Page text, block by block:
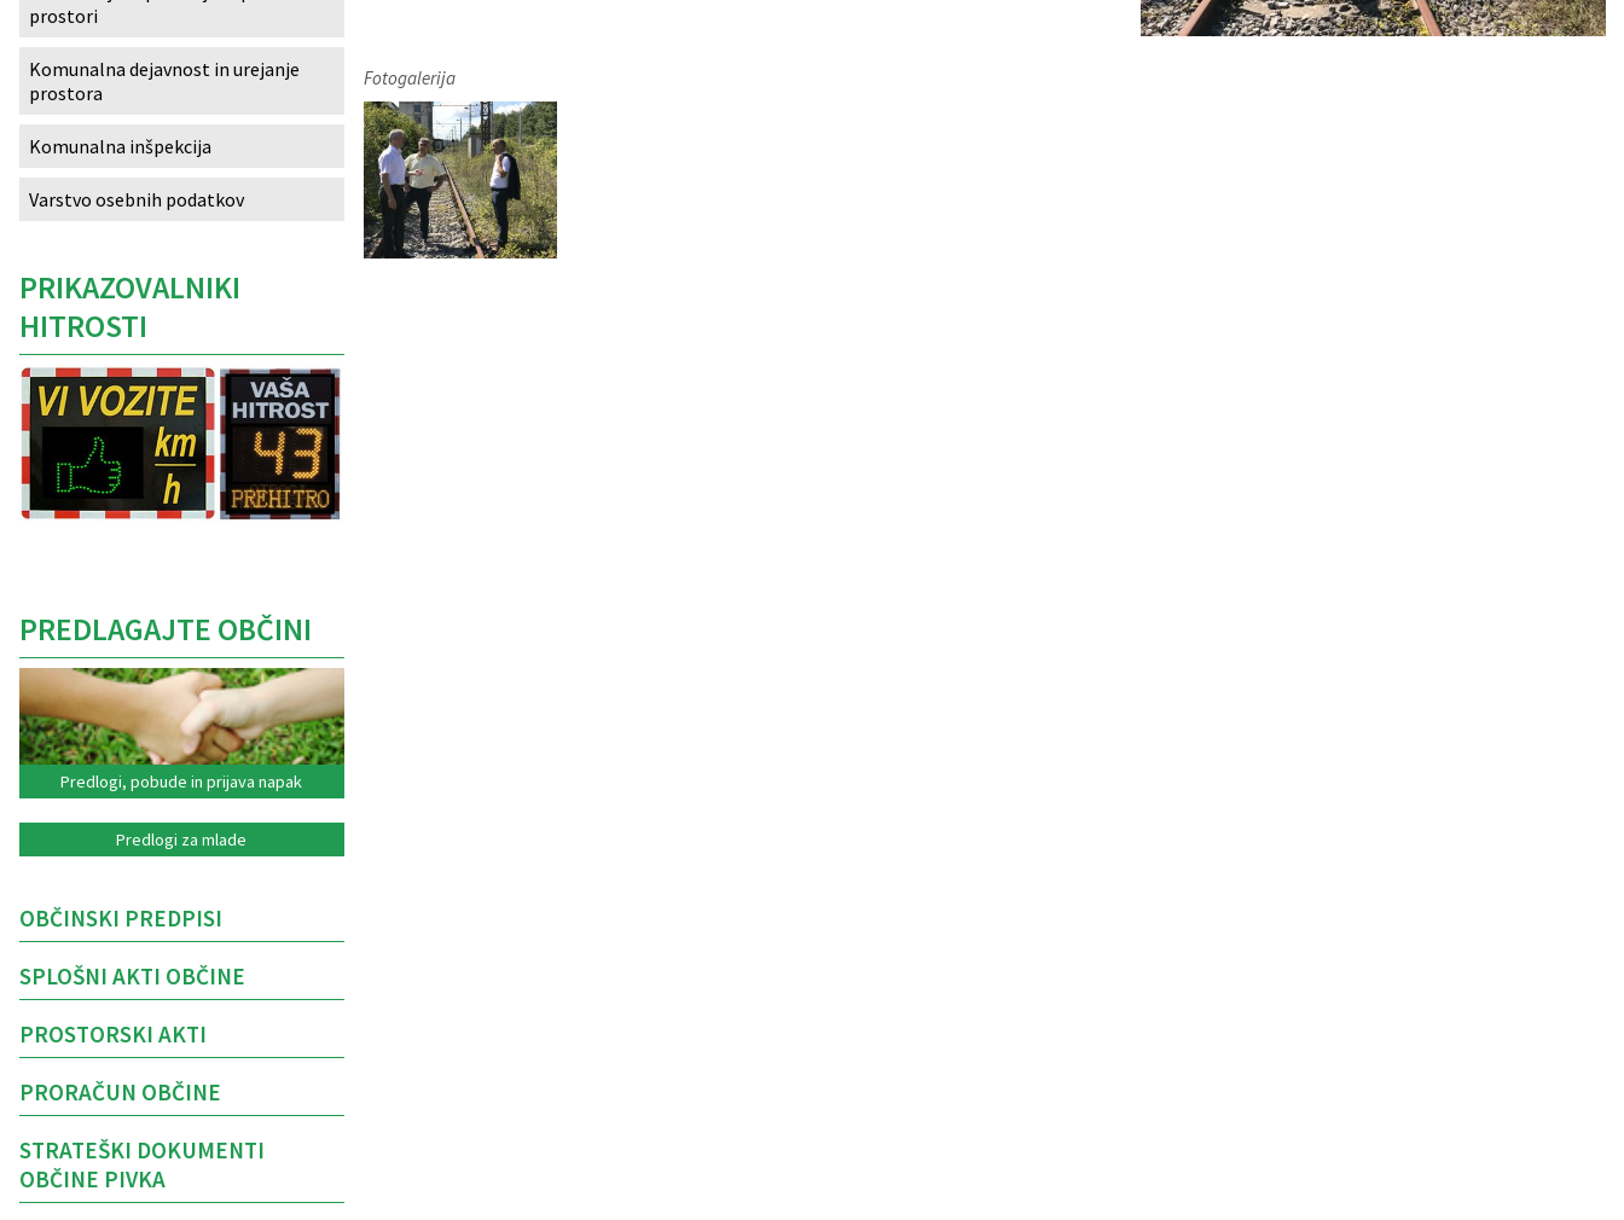
Fotogalerija
prostori
Komunalna dejavnost in urejanje
prostora
Komunalna inšpekcija
Varstvo osebnih podatkov
PRIKAZOVALNIKI
HITROSTI
PREDLAGAJTE OBČINI
Predlogi, pobude in prijava napak
Predlogi za mlade
OBČINSKI PREDPISI
SPLOŠNI AKTI OBČINE
PROSTORSKI AKTI
PRORAČUN OBČINE
STRATEŠKI DOKUMENTI
OBČINE PIVKA
Izobraževanje
Kultura, šport in turizem
Sociala in zdravstvo
Skupna občinska uprava